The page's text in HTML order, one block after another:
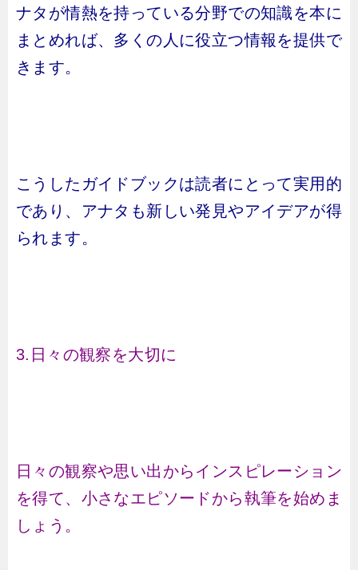
ナタが情熱を持っている分野での知識を本に
まとめれば、多くの人に役立つ情報を提供で
きます。
こうしたガイドブックは読者にとって実用的
であり、アナタも新しい発見やアイデアが得
られます。
3.日々の観察を大切に
日々の観察や思い出からインスピレーション
を得て、小さなエピソードから執筆を始めま
しょう。